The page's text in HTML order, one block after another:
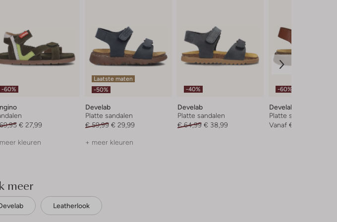
-60%
€ 27,99
kleuren
Laatste maten
-50%
Develab
Platte sandalen
€ 59,99 € 29,99
+ meer kleuren
-40%
Develab
Platte sandalen
€ 64,99 € 38,99
-60%
Develab
Platte sandalen
Vanaf € 23,99
meer
Leatherlook